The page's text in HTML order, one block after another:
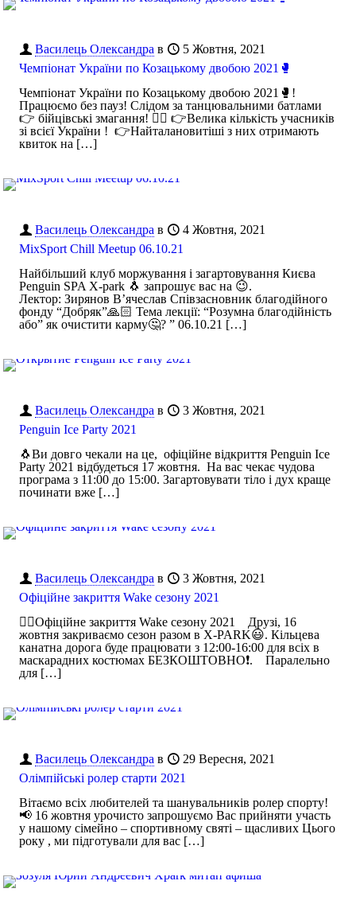
Василець Олександра в
5 Жовтня, 2021
Чемпіонат України по Козацькому двобою 2021🥊
Чемпіонат України по Козацькому двобою 2021🥊!
Працюємо без пауз! Слідом за танцювальними батлами
👉 бійцівські змагання! 🤼‍♂️ 👉Велика кількість учасників
зі всієї України ! 👉Найталановитіші з них отримають
квиток на […]
Василець Олександра в
4 Жовтня, 2021
MixSport Chill Meetup 06.10.21
Найбільший клуб моржування і загартовування Києва
Penguin SPA X-park 🐧 запрошує вас на 😉.
Лектор: Зирянов В’ячеслав Співзасновник благодійного
фонду “Добряк”🙏🏻 Тема лекції: “Розумна благодійність
або” як очистити карму🤔? ” 06.10.21 […]
Василець Олександра в
3 Жовтня, 2021
Penguin Ice Party 2021
🐧Ви довго чекали на це, офіційне відкриття Penguin Ice
Party 2021 відбудеться 17 жовтня. На вас чекає чудова
програма з 11:00 до 15:00. Загартовувати тіло і дух краще
починати вже […]
Василець Олександра в
3 Жовтня, 2021
Офіційне закриття Wake сезону 2021
🏄🏼Офіційне закриття Wake сезону 2021 Друзі, 16
жовтня закриваємо сезон разом в X-PARK😃. Кільцева
канатна дорога буде працювати з 12:00-16:00 для всіх в
маскарадних костюмах БЕЗКОШТОВНО❗️. Паралельно
для […]
Василець Олександра в
29 Вересня, 2021
Олімпійські ролер старти 2021
Вітаємо всіх любителей та шанувальників ролер спорту!
📢 16 жовтня урочисто запрошуємо Вас прийняти участь
у нашому сімейно – спортивному святі – щасливих Цього
року , ми підготували для вас […]